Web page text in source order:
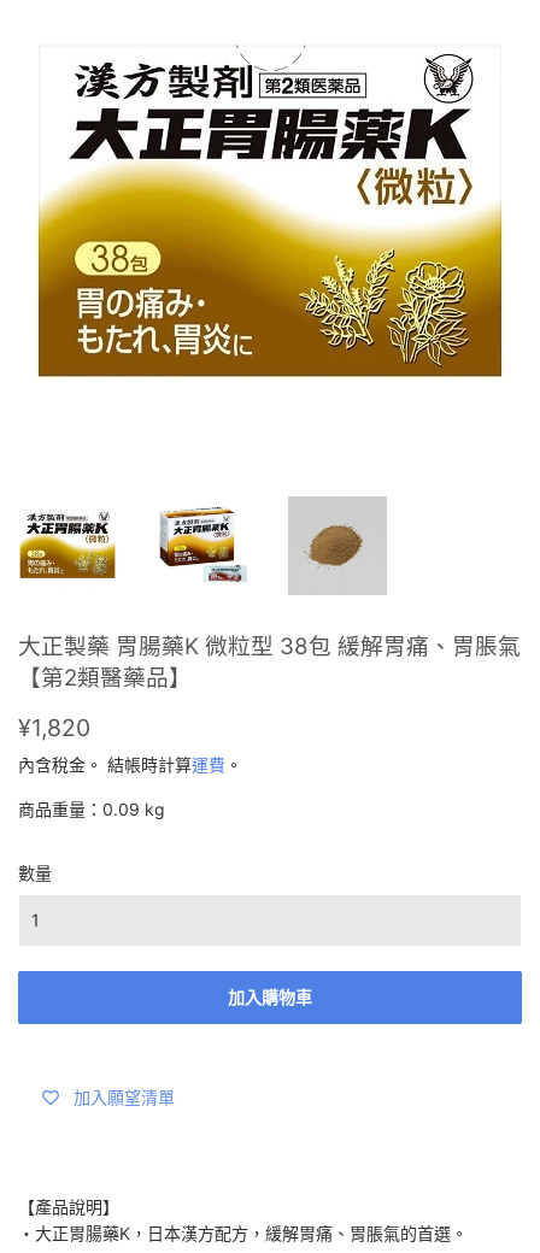
大正製藥 胃腸藥K 微粒型 38包 緩解胃痛、胃脹氣
【第2類醫藥品】
¥1,820
內含稅金。 結帳時計算運費 。
商品重量：0.09 kg
數量
加入購物車
加入願望清單
【產品說明】
・大正胃腸藥K，日本漢方配方，緩解胃痛、胃脹氣的首選。